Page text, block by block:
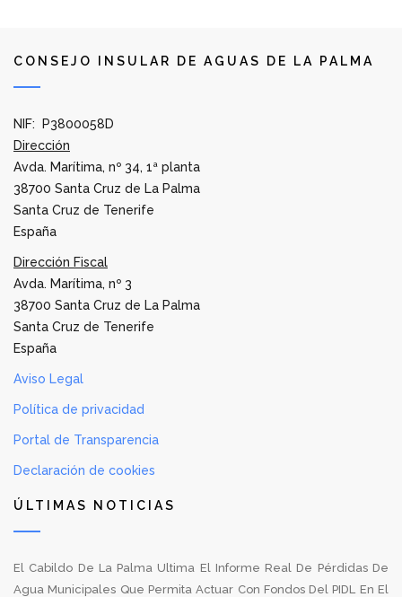
CONSEJO INSULAR DE AGUAS DE LA PALMA
NIF: P3800058D
Dirección
Avda. Marítima, nº 34, 1ª planta
38700 Santa Cruz de La Palma
Santa Cruz de Tenerife
España
Dirección Fiscal
Avda. Marítima, nº 3
38700 Santa Cruz de La Palma
Santa Cruz de Tenerife
España
Aviso Legal
Política de privacidad
Portal de Transparencia
Declaración de cookies
ÚLTIMAS NOTICIAS
El Cabildo De La Palma Ultima El Informe Real De Pérdidas De
Agua Municipales Que Permita Actuar Con Fondos Del PIDL En El